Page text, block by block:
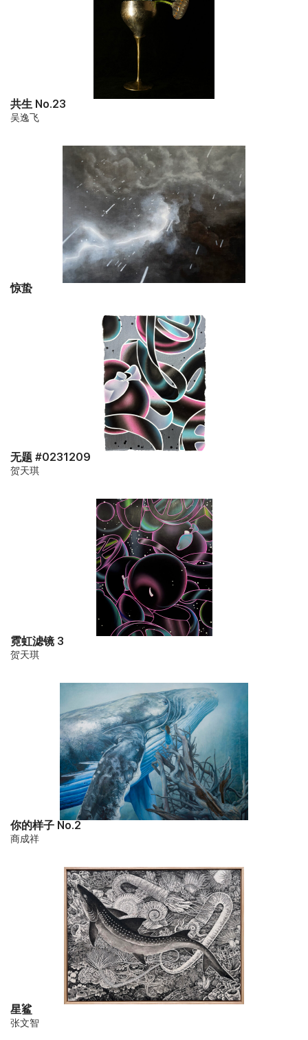
共生 No.23
吴逸飞
惊蛰
无题 #0231209
贺天琪
霓虹滤镜 3
贺天琪
你的样子 No.2
商成祥
星鲨
张文智